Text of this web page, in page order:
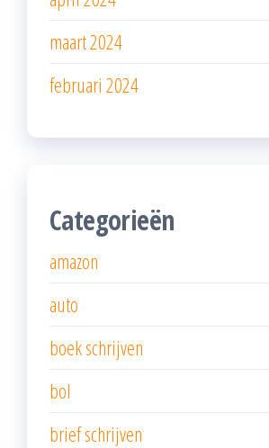
maart 2024
februari 2024
Categorieën
amazon
auto
boek schrijven
bol
brief schrijven